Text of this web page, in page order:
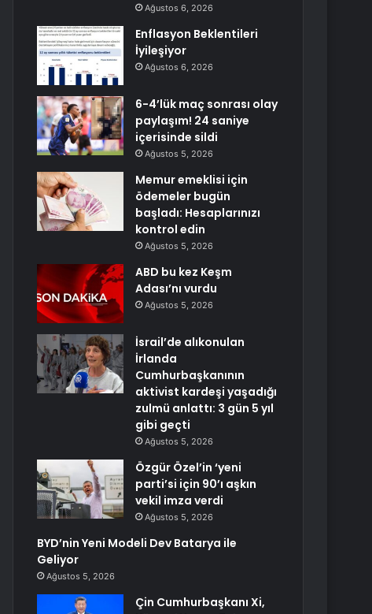
Ağustos 6, 2026
Enflasyon Beklentileri
İyileşiyor
Ağustos 6, 2026
6-4’lük maç sonrası olay
paylaşım! 24 saniye
içerisinde sildi
Ağustos 5, 2026
Memur emeklisi için
ödemeler bugün
başladı: Hesaplarınızı
kontrol edin
Ağustos 5, 2026
ABD bu kez Keşm
Adası’nı vurdu
Ağustos 5, 2026
İsrail’de alıkonulan
İrlanda
Cumhurbaşkanının
aktivist kardeşi yaşadığı
zulmü anlattı: 3 gün 5 yıl
gibi geçti
Ağustos 5, 2026
Özgür Özel’in ‘yeni
parti’si için 90’ı aşkın
vekil imza verdi
Ağustos 5, 2026
BYD’nin Yeni Modeli Dev Batarya ile
Geliyor
Ağustos 5, 2026
Çin Cumhurbaşkanı Xi,